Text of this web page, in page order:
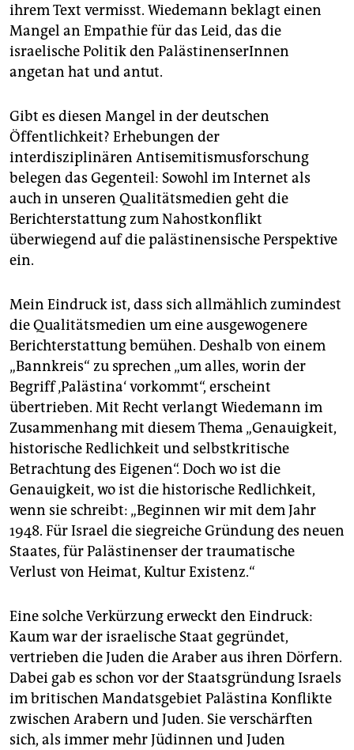
ihrem Text vermisst. Wiede­mann beklagt einen
Mangel an Empathie für das Leid, das die
israelische Politik den PalästinenserInnen
angetan hat und antut.
Gibt es diesen Mangel in der deutschen
Öffentlichkeit? Erhebungen der
interdisziplinären Antisemitismusforschung
belegen das Gegenteil: Sowohl im Internet als
auch in unseren Qualitätsmedien geht die
Berichterstattung zum Nahostkonflikt
überwiegend auf die palästinensische Perspektive
ein.
Mein Eindruck ist, dass sich allmählich zumindest
die Qualitätsmedien um eine ausgewogenere
Berichterstattung bemühen. Deshalb von einem
„Bannkreis“ zu sprechen „um alles, worin der
Begriff ‚Palästina‘ vorkommt“, erscheint
übertrieben. Mit Recht verlangt Wiedemann im
Zusammenhang mit diesem Thema „Genauigkeit,
historische Redlichkeit und selbstkritische
Betrachtung des Eigenen“. Doch wo ist die
Genauigkeit, wo ist die historische Redlichkeit,
wenn sie schreibt: „Beginnen wir mit dem Jahr
1948. Für Israel die siegreiche Gründung des neuen
Staates, für Palästinenser der traumatische
Verlust von Heimat, Kultur Existenz.“
Eine solche Verkürzung erweckt den Eindruck:
Kaum war der israelische Staat gegründet,
vertrieben die Juden die Araber aus ihren Dörfern.
Dabei gab es schon vor der Staatsgründung Israels
im britischen Mandatsgebiet Palästina Konflikte
zwischen Arabern und Juden. Sie verschärften
sich, als immer mehr Jüdinnen und Juden